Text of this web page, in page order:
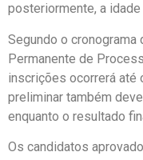
posteriormente, a
Segundo o
Permanente de
inscrições ocorrerá até
preliminar também
enquanto o resultado
Os candidatos